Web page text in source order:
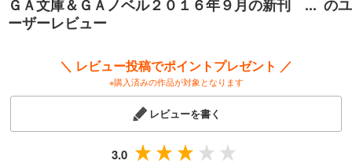
フィクション・ブレイカーズ
りゅうおうのおしごと！４
＜ＧＡノベル＞
神様に転生２ ～千万回死んだら異世界で神になりました～
ＧＡ文庫＆ＧＡノベル２０１６年９月の新刊 ... のユ
ーザーレビュー
＼ レビュー投稿でポイントプレゼント ／
※購入済みの作品が対象となります
レビューを書く
3.0